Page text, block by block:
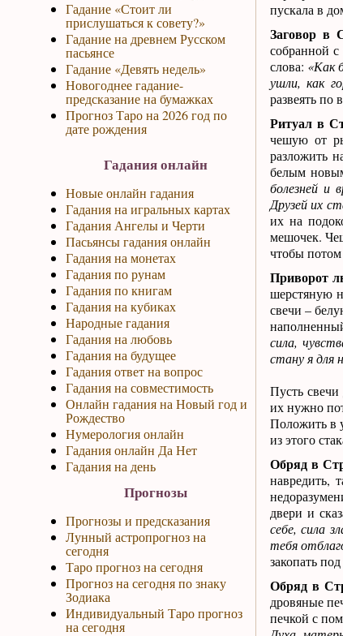
Гадание «Стоит ли
прислушаться к совету?»
Гадание на древнем Русском
пасьянсе
Гадание «Девять недель»
Новогоднее гадание-
предсказание на бумажках
Прогноз Таро на 2026 год по
дате рождения
Гадания онлайн
Новые онлайн гадания
Гадания на игральных картах
Гадания Ангелы и Черти
Пасьянсы гадания онлайн
Гадания на монетах
Гадания по рунам
Гадания по книгам
Гадания на кубиках
Народные гадания
Гадания на любовь
Гадания на будущее
Гадания ответ на вопрос
Гадания на совместимость
Онлайн гадания на Новый год и
Рождество
Нумерология онлайн
Гадания онлайн Да Нет
Гадания на день
Прогнозы
Прогнозы и предсказания
Лунный астропрогноз на
сегодня
Таро прогноз на сегодня
Прогноз на сегодня по знаку
Зодиака
Индивидуальный Таро прогноз
на сегодня
пускала в
Заговор в
собранной
слова: «Как
ушли, как
развеять по
Ритуал в
чешую от
разложить
белым
болезней и
Друзей их
их на
мешочек.
чтобы
Приворот
шерстяную
свечи –
сила,
стану я для
Пусть
их нужно
Положить в
из этого
Обряд в
навредить,
двери и
себе, сила
тебя
закопать
Обряд в
дровяные
печкой с